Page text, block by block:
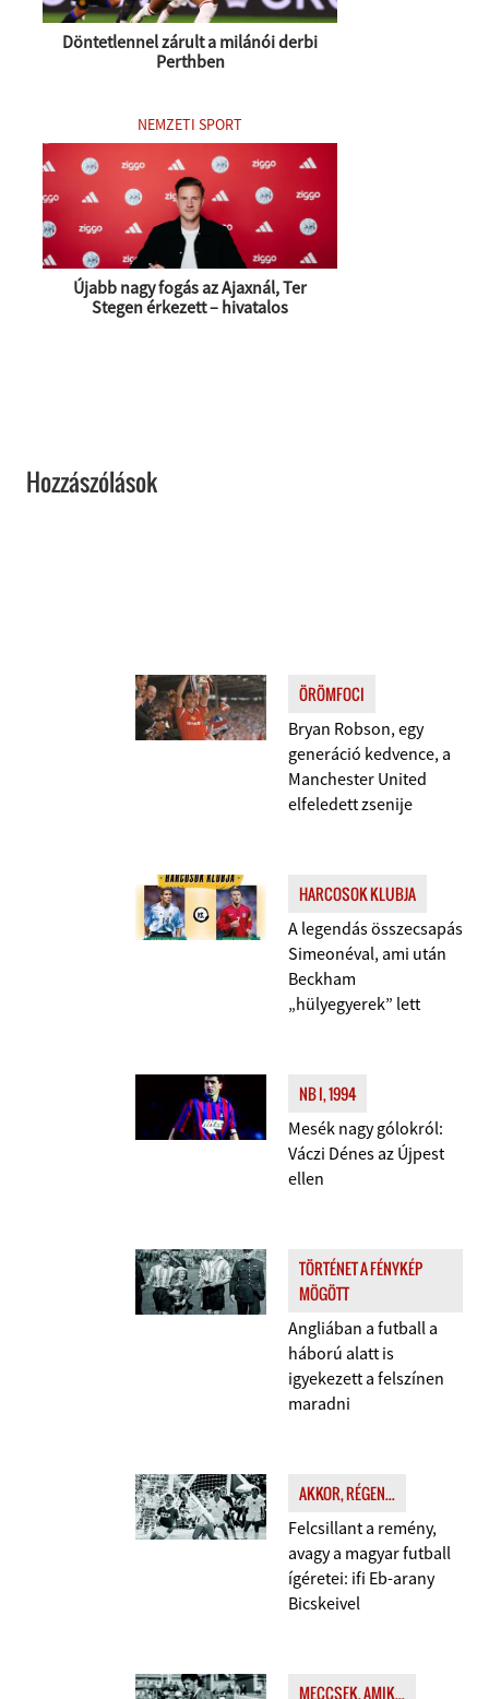
Döntetlennel zárult a milánói derbi
Perthben
NEMZETI SPORT
Újabb nagy fogás az Ajaxnál, Ter
Stegen érkezett – hivatalos
Hozzászólások
ÖRÖMFOCI
Bryan Robson, egy
generáció kedvence, a
Manchester United
elfeledett zsenije
HARCOSOK KLUBJA
A legendás összecsapás
Simeonéval, ami után
Beckham
„hülyegyerek” lett
NB I, 1994
Mesék nagy gólokról:
Váczi Dénes az Újpest
ellen
TÖRTÉNET A FÉNYKÉP
MÖGÖTT
Angliában a futball a
háború alatt is
igyekezett a felszínen
maradni
AKKOR, RÉGEN...
Felcsillant a remény,
avagy a magyar futball
ígéretei: ifi Eb-arany
Bicskeivel
MECCSEK, AMIK...